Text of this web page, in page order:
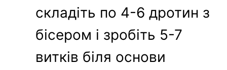
складіть по 4-6 дротин з
бісером і зробіть 5-7
витків біля основи